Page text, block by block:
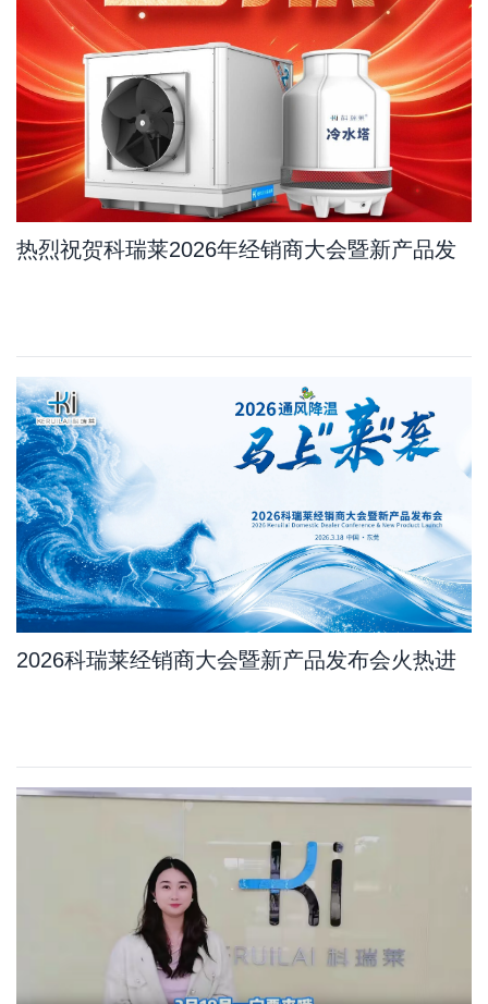
热烈祝贺科瑞莱2026年经销商大会暨新产品发
2026科瑞莱经销商大会暨新产品发布会火热进